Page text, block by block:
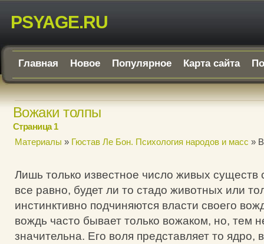
PSYAGE.RU
Главная Новое Популярное Карта сайта
Вожаки толпы
Страница 1
Материалы » Гюстав Ле Бон. Психология народов и масс »
Лишь только известное число живых существ
все равно, будет ли то стадо животных или
инстинктивно подчиняются власти своего
вождь часто бывает только вожаком, но, тем
значительна. Его воля представляет то ядро,